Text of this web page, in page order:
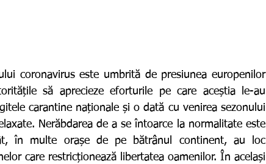
să aprecieze eforturile pe care aceștia le-au
carantine naționale și o dată cu venirea sezonului
Nerăbdarea de a se întoarce la normalitate este
în multe orașe de pe bătrânul continent, au loc
care restricționează libertatea oamenilor. În același